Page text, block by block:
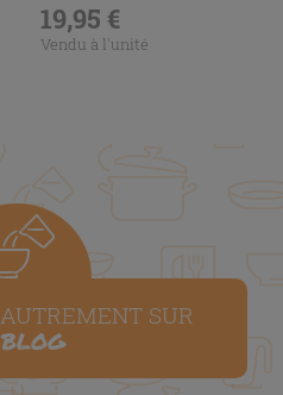
préparer au...
Prix
19,95 €
Vendu à l'unité
SUR
BLOG